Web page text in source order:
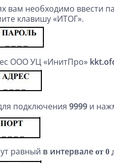
вам необходимо ввести
клавишу «ИТОГ».
ООО УЦ «ИнитПро»
подключения 9999 и
равный в интервале от 0